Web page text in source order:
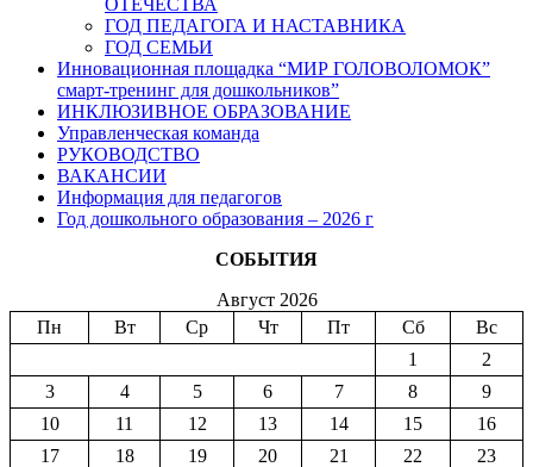
ГОД ПЕДАГОГА И НАСТАВНИКА
ГОД СЕМЬИ
Инновационная площадка “МИР ГОЛОВОЛОМОК”
смарт-тренинг для дошкольников”
ИНКЛЮЗИВНОЕ ОБРАЗОВАНИЕ
Управленческая команда
РУКОВОДСТВО
ВАКАНСИИ
Информация для педагогов
Год дошкольного образования – 2026 г
СОБЫТИЯ
Август 2026
Пн
Вт Ср Чт Пт Сб
Вс
1
2
3
4 5 6 7 8
9
10
11 12 13 14 15
16
17
18 19 20 21 22
23